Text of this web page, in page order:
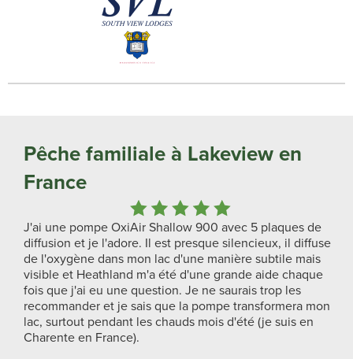
Pêche familiale à Lakeview en
France
J'ai une pompe OxiAir Shallow 900 avec 5 plaques de
diffusion et je l'adore. Il est presque silencieux, il diffuse
de l'oxygène dans mon lac d'une manière subtile mais
visible et Heathland m'a été d'une grande aide chaque
fois que j'ai eu une question. Je ne saurais trop les
recommander et je sais que la pompe transformera mon
lac, surtout pendant les chauds mois d'été (je suis en
Charente en France).